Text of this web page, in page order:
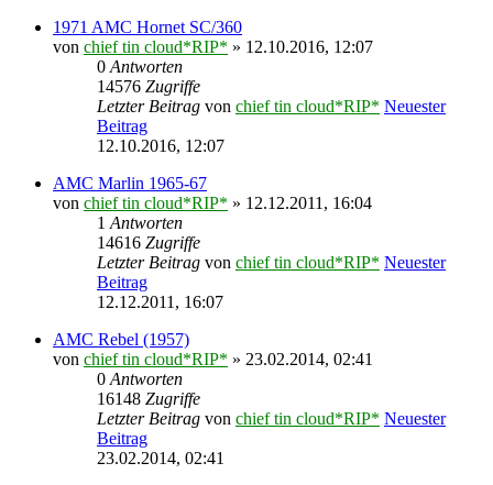
1971 AMC Hornet SC/360
von chief tin cloud*RIP* » 12.10.2016, 12:07
0 Antworten
14576 Zugriffe
Letzter Beitrag von chief tin cloud*RIP* Neuester
Beitrag
12.10.2016, 12:07
AMC Marlin 1965-67
von chief tin cloud*RIP* » 12.12.2011, 16:04
1 Antworten
14616 Zugriffe
Letzter Beitrag von chief tin cloud*RIP* Neuester
Beitrag
12.12.2011, 16:07
AMC Rebel (1957)
von chief tin cloud*RIP* » 23.02.2014, 02:41
0 Antworten
16148 Zugriffe
Letzter Beitrag von chief tin cloud*RIP* Neuester
Beitrag
23.02.2014, 02:41